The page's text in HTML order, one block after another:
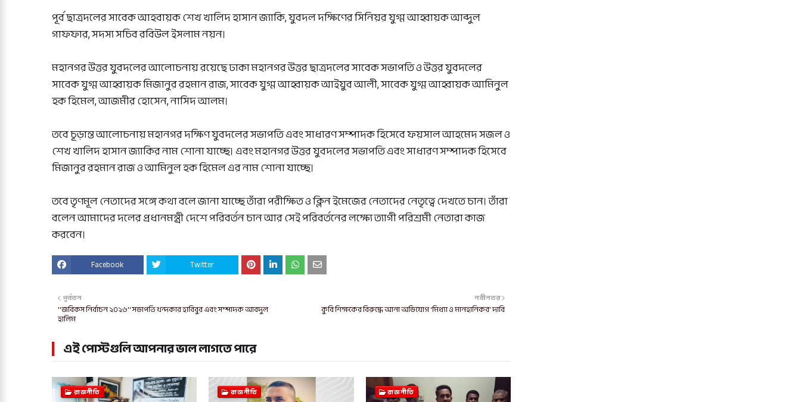
পূর্ব ছাত্রদলের সাবেক আহবায়ক শেখ খালিদ হাসান জ্যাকি, যুবদল দক্ষিণের সিনিয়র যুগ্ম আহ্বায়ক আব্দুল
গাফফার, সদস্য সচিব রবিউল ইসলাম নয়ন।
মহানগর উত্তর যুবদলের আলোচনায় রয়েছে ঢাকা মহানগর উত্তর ছাত্রদলের সাবেক সভাপতি ও উত্তর যুবদলের
সাবেক যুগ্ম আহ্বায়ক মিজানুর রহমান রাজ, সাবেক যুগ্ম আহ্বায়ক আইয়ুব আলী, সাবেক যুগ্ম আহ্বায়ক আমিনুল
হক হিমেল, আজমীর হোসেন, নাসিদ আলম।
তবে চূড়ান্ত আলোচনায় মহানগর দক্ষিণ যুবদলের সভাপতি এবং সাধারণ সম্পাদক হিসেবে ফয়সাল আহমেদ সজল ও
শেখ খালিদ হাসান জ্যাকির নাম শোনা যাচ্ছে। এবং মহানগর উত্তর যুবদলের সভাপতি এবং সাধারণ সম্পাদক হিসেবে
মিজানুর রহমান রাজ ও আমিনুল হক হিমেল এর নাম শোনা যাচ্ছে।
তবে তৃণমূল নেতাদের সঙ্গে কথা বলে জানা যাচ্ছে তাঁরা পরীক্ষিত ও ক্লিন ইমেজের নেতাদের নেতৃত্বে দেখতে চান। তাঁরা
বলেন আমাদের দলের প্রধানমন্ত্রী দেশে পরিবর্তন চান আর সেই পরিবর্তনের লক্ষ্যে ত্যাগী পরিশ্রমী নেতারা কাজ
করবেন।
Facebook Twitter
নবীনতর
কুবি শিক্ষকের বিরুদ্ধে আনা অভিযোগ ‘মিথ্যা ও মানহানিকর’ দাবি
পূর্বতন
''জবিকস নির্বাচন ২০২৬'' সভাপতি খন্দকার হাবিবুর এবং সম্পাদক আবদুল
হালিম
এই পোস্টগুলি আপনার ভাল লাগতে পারে
রাজনীতি রাজনীতি রাজনীতি